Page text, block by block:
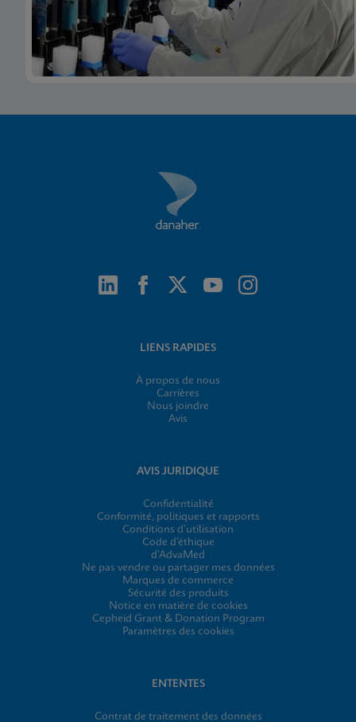
LIENS RAPIDES
À propos de nous
Carrières
Nous joindre
Avis
AVIS JURIDIQUE
Confidentialité
Conformité, politiques et rapports
Conditions d’utilisation
Code d’éthique
d’AdvaMed
Ne pas vendre ou partager mes données
Marques de commerce
Sécurité des produits
Notice en matière de cookies
Cepheid Grant & Donation Program
Paramètres des cookies
ENTENTES
Contrat de traitement des données